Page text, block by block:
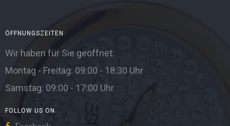
ÖFFNUNGSZEITEN
Wir haben für Sie geöffnet:
Montag - Freitag: 09:00 - 18:30 Uhr
Samstag: 09:00 - 17:00 Uhr
FOLLOW US ON